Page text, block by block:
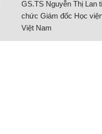
GS.TS Nguyễn Thị Lan
chức Giám đốc Học
Việt Nam